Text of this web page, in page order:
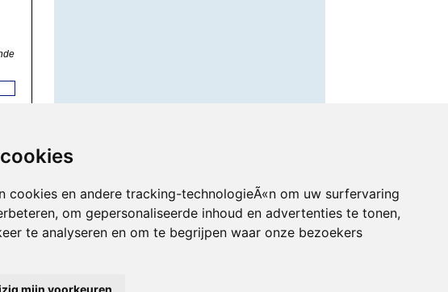
cookies en andere tracking-technologieÃ«n om uw surfervaring
om gepersonaliseerde inhoud en advertenties te tonen,
te analyseren en om te begrijpen waar onze bezoekers
mijn voorkeuren